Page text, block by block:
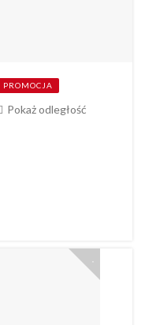
PROMOCJA
Pokaż odległość